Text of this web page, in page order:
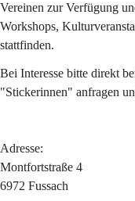
Vereinen zur Verfügung
Workshops,
stattfinden.
Bei Interesse bitte direkt
"Stickerinnen" anfragen
Adresse:
Montfortstraße 4
6972 Fussach